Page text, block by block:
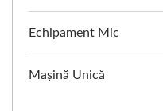
Echipament Mic
Mașină Unică